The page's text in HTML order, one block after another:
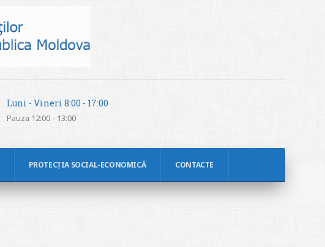
Luni - Vineri 8:00 - 17:00
Pauza 12:00 - 13:00
PROTECȚIA SOCIAL-ECONOMICĂ CONTACTE